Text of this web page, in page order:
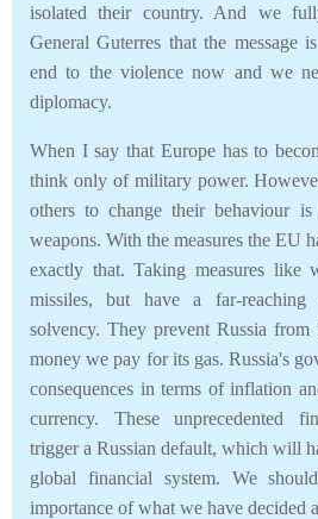
isolated their country. And we
General Guterres that the message
end to the violence now and we
diplomacy.
When I say that Europe has to
think only of military power.
others to change their behaviour
weapons. With the measures the EU
exactly that. Taking measures like
missiles, but have a far-
solvency. They prevent Russia
money we pay for its gas. Russia's
consequences in terms of inflation
currency. These unprecedented
trigger a Russian default, which will
global financial system. We
importance of what we have decided